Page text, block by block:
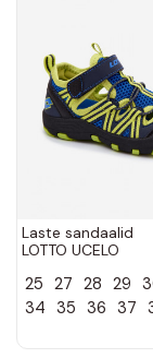
Laste sandaalid
LOTTO UCELO
värv
25 27 28 29
34 35 36 37